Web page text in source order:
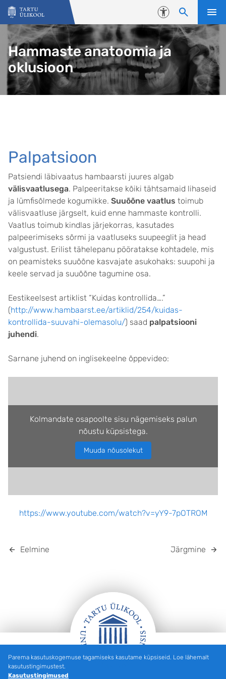
Liigu edasi põhisisu juurde
Juurdepääsetavus
Hammaste anatoomia ja
oklusioon
Palpatsioon
Patsiendi läbivaatus hambaarsti juures algab
välisvaatlusega. Palpeeritakse kõiki tähtsamaid lihaseid
ja lümfisõlmede kogumikke. Suuõõne vaatlus toimub
välisvaatluse järgselt, kuid enne hammaste kontrolli.
Vaatlus toimub kindlas järjekorras, kasutades
palpeerimiseks sõrmi ja vaatluseks suupeeglit ja head
valgustust. Erilist tähelepanu pööratakse kohtadele, mis
on peamisteks suuõõne kasvajate asukohaks: suupohi ja
keele servad ja suuõõne tagumine osa.
Eestikeelsest artiklist “Kuidas kontrollida….”
(http://www.hambaarst.ee/artiklid/254/kuidas-
kontrollida-suuvahi-olemasolu/) saad palpatsiooni
juhendi.
Sarnane juhend on inglisekeelne õppevideo:
Kolmandate osapoolte sisu nägemiseks palun
nõustu küpsistega.
Muuda nõusolekut
https://www.youtube.com/watch?v=yY9-7pOTROM
Eelmine Järgmine
Jalus
Parema kasutuskogemuse tagamiseks kasutame küpsiseid. Loe lähemalt
kasutustingimustest.
Kasutustingimused